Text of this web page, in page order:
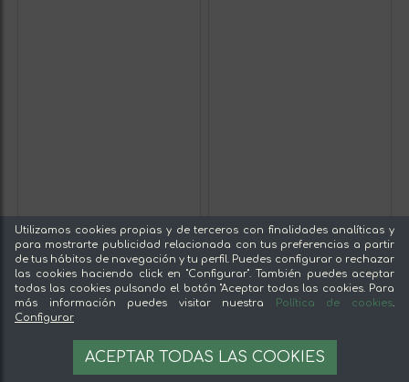
Utilizamos cookies propias y de terceros con finalidades analíticas y
para mostrarte publicidad relacionada con tus preferencias a partir
de tus hábitos de navegación y tu perfil. Puedes configurar o rechazar
las cookies haciendo click en "Configurar". También puedes aceptar
todas las cookies pulsando el botón "Aceptar todas las cookies. Para
más información puedes visitar nuestra
Política de cookies.
Configurar
ACEPTAR TODAS LAS COOKIES